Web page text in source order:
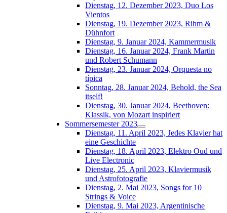
Dienstag, 12. Dezember 2023, Duo Los
Vientos
Dienstag, 19. Dezember 2023, Rihm &
Dühnfort
Dienstag, 9. Januar 2024, Kammermusik
Dienstag, 16. Januar 2024, Frank Martin
und Robert Schumann
Dienstag, 23. Januar 2024, Orquesta no
típica
Sonntag, 28. Januar 2024, Behold, the Sea
itself!
Dienstag, 30. Januar 2024, Beethoven:
Klassik, von Mozart inspiriert
Sommersemester 2023
Dienstag, 11. April 2023, Jedes Klavier hat
eine Geschichte
Dienstag, 18. April 2023, Elektro Oud und
Live Electronic
Dienstag, 25. April 2023, Klaviermusik
und Astrofotografie
Dienstag, 2. Mai 2023, Songs for 10
Strings & Voice
Dienstag, 9. Mai 2023, Argentinische